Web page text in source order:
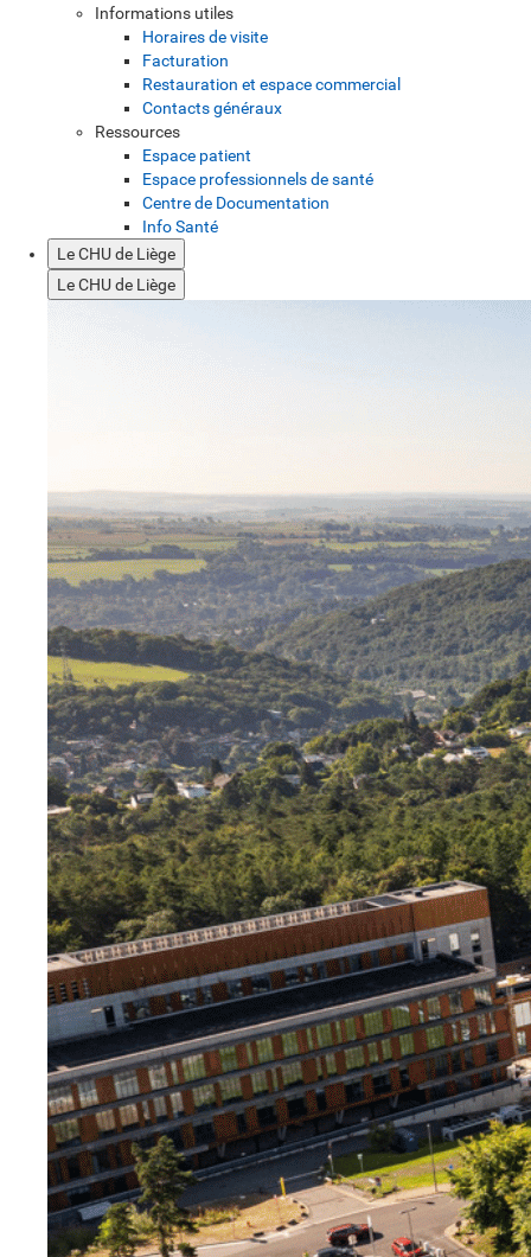
Informations utiles
Horaires de visite
Facturation
Restauration et espace commercial
Contacts généraux
Ressources
Espace patient
Espace professionnels de santé
Centre de Documentation
Info Santé
Le CHU de Liège
Le CHU de Liège